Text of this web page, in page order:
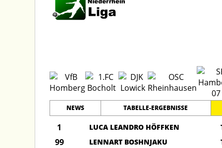
NEWS TABELLE-ERGEBNISSE
1 LUCA LEANDRO HÖFFKEN
99 LENNART BOSHNJAKU